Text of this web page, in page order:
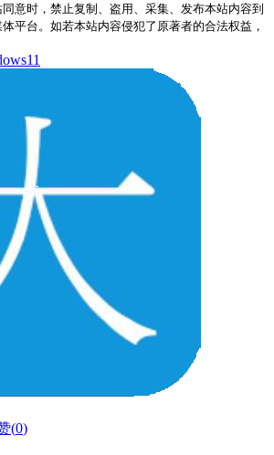
意时，禁止复制、盗用、采集、发布本站内容到
平台。如若本站内容侵犯了原著者的合法权益，
(0)